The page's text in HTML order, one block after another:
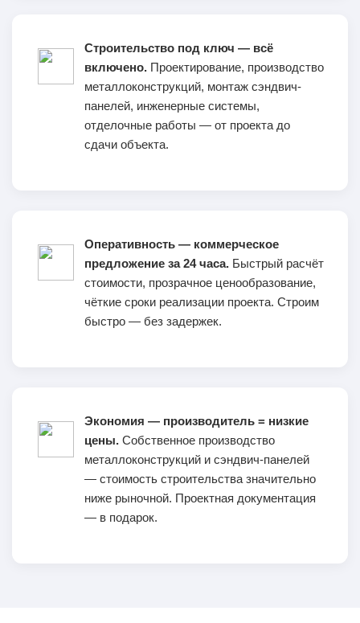
Строительство под ключ — всё
включено. Проектирование, производство
металлоконструкций, монтаж сэндвич-
панелей, инженерные системы,
отделочные работы — от проекта до
сдачи объекта.
Оперативность — коммерческое
предложение за 24 часа. Быстрый расчёт
стоимости, прозрачное ценообразование,
чёткие сроки реализации проекта. Строим
быстро — без задержек.
Экономия — производитель = низкие
цены. Собственное производство
металлоконструкций и сэндвич-панелей
— стоимость строительства значительно
ниже рыночной. Проектная документация
— в подарок.